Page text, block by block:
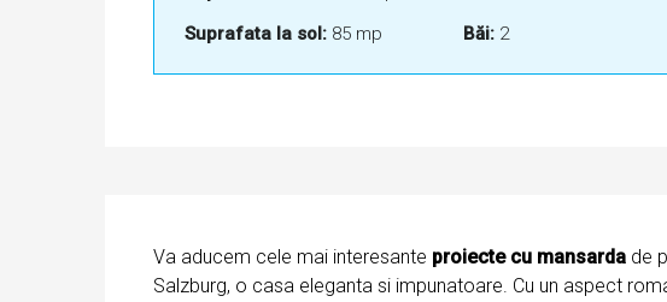
Suprafata la sol: 85 mp
Băi:2
Va aducem cele mai interesante proiecte cu mansarda de
Salzburg, o casa eleganta si impunatoare. Cu un aspect